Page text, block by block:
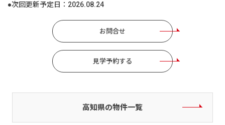
●次回更新予定日： 2026.08.24
お問合せ
見学予約する
高知県の物件一覧